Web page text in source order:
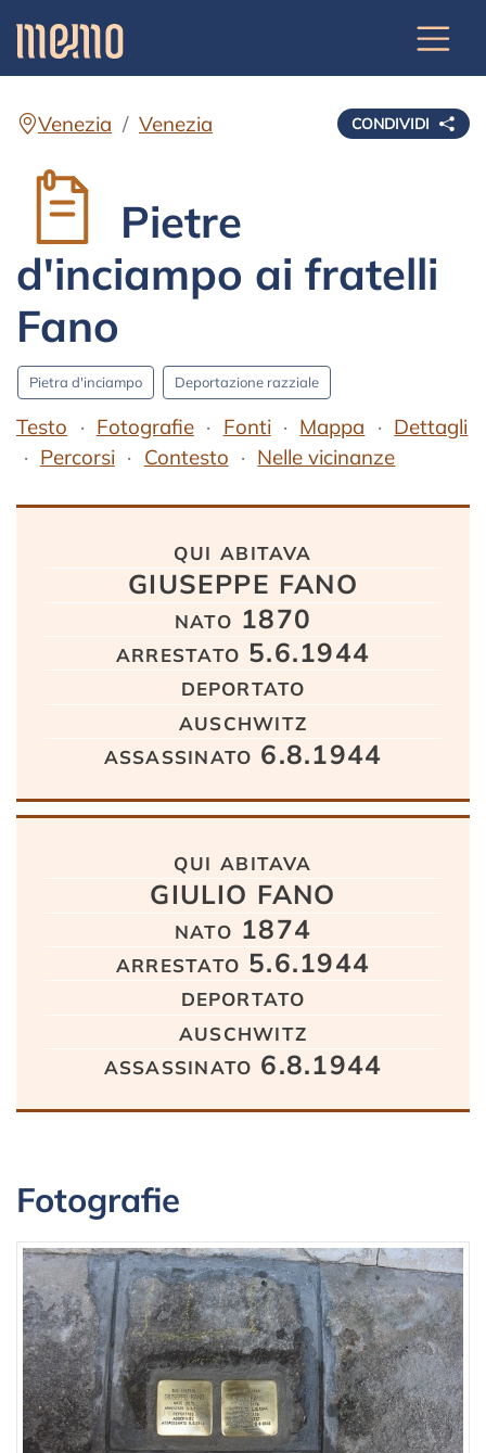
CONDIVIDI
Venezia Venezia
Pietre
d'inciampo ai fratelli
Fano
Pietra d'inciampo Deportazione razziale
Testo Fotografie Fonti Mappa
Dettagli
Percorsi
Contesto Nelle vicinanze
qui abitava
GIUSEPPE FANO
nato 1870
arrestato 5.6.1944
deportato
auschwitz
assassinato 6.8.1944
qui abitava
GIULIO FANO
nato 1874
arrestato 5.6.1944
deportato
auschwitz
assassinato 6.8.1944
Fotografie